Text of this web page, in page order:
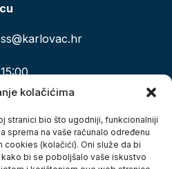
kolačićima
stranici bio što ugodniji, funkcionalniji
sprema na vaše računalo određenu
cookies (kolačići). Oni služe da bi
bi se poboljšalo vaše iskustvo